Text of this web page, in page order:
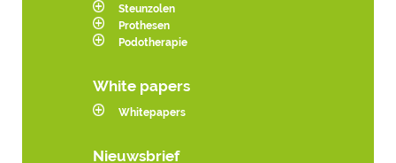
Steunzolen
Prothesen
Podotherapie
White papers
Whitepapers
Nieuwsbrief